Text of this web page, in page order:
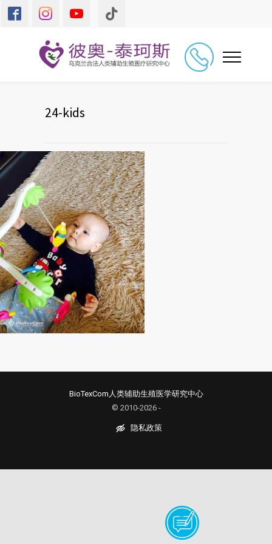
24-kids
© 2010-2026 -
BioTexCom人类辅助生殖医学研究中心
隐私政策